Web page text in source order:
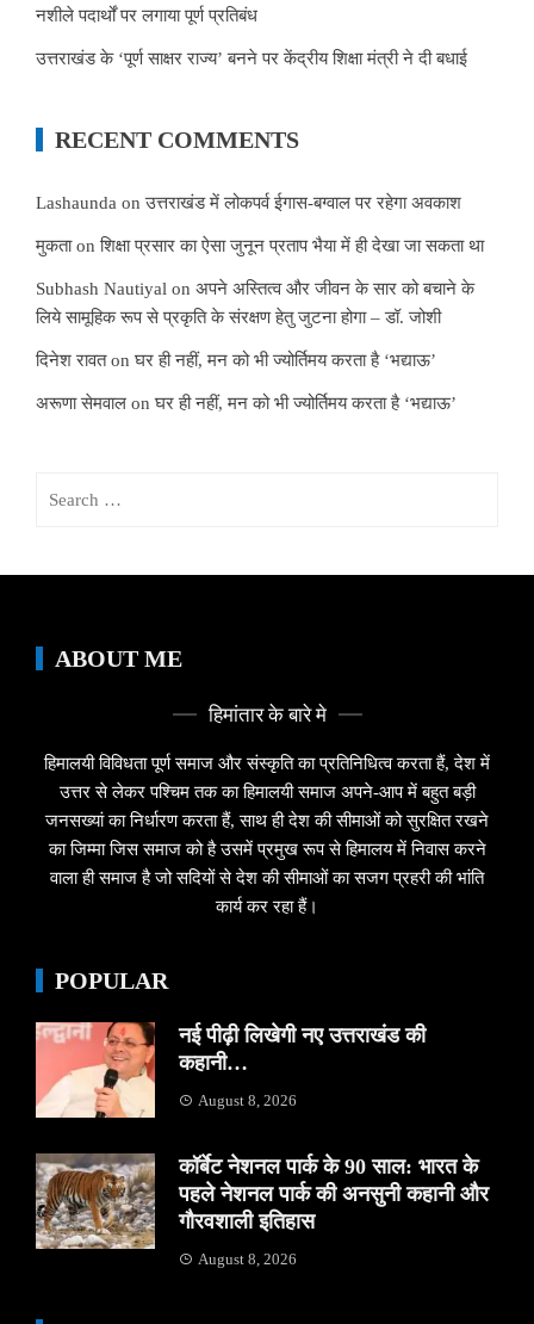
नशीले पदार्थों पर लगाया पूर्ण प्रतिबंध
उत्तराखंड के ‘पूर्ण साक्षर राज्य’ बनने पर केंद्रीय शिक्षा मंत्री ने दी बधाई
RECENT COMMENTS
Lashaunda onउत्तराखंड में लोकपर्व ईगास-बग्वाल पर रहेगा अवकाश
मुकताonशिक्षा प्रसार का ऐसा जुनून प्रताप भैया में ही देखा जा सकता था
Subhash Nautiyal on अपने अस्तित्व और जीवन के सार को बचाने के
लिये सामूहिक रूप से प्रकृति के संरक्षण हेतु जुटना होगा – डॉ. जोशी
दिनेश रावतonघर ही नहीं, मन को भी ज्योर्तिमय करता है ‘भद्याऊ’
अरूणा सेमवाल onघर ही नहीं, मन को भी ज्योर्तिमय करता है ‘भद्याऊ’
ABOUT ME
हिमांतार के बारे मे
हिमालयी विविधता पूर्ण समाज और संस्कृति का प्रतिनिधित्व करता हैं, देश में
उत्तर से लेकर पश्चिम तक का हिमालयी समाज अपने-आप में बहुत बड़ी
जनसख्यां का निर्धारण करता हैं, साथ ही देश की सीमाओं को सुरक्षित रखने
का जिम्मा जिस समाज को है उसमें प्रमुख रूप से हिमालय में निवास करने
वाला ही समाज है जो सदियों से देश की सीमाओं का सजग प्रहरी की भांति
कार्य कर रहा हैं।
POPULAR
नई पीढ़ी लिखेगी नए उत्तराखंड की
कहानी…
August 8, 2026
कॉर्बेट नेशनल पार्क के 90 साल: भारत के
पहले नेशनल पार्क की अनसुनी कहानी और
गौरवशाली इतिहास
August 8, 2026